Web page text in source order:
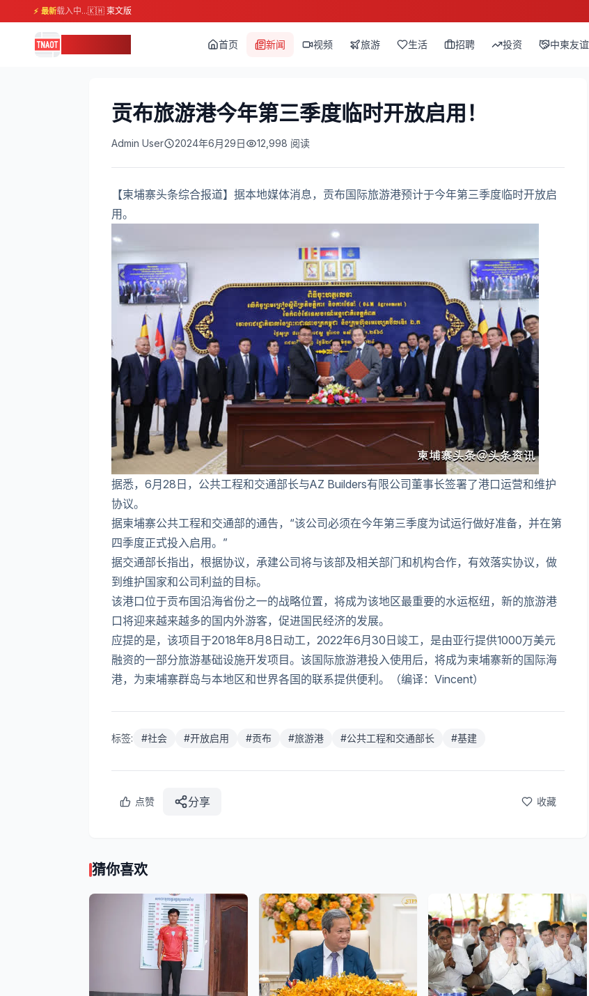
⚡ 最新载入中...🇰🇭 柬文版
首页 新闻 视频 旅游 生活 招聘 投资 中柬友谊
贡布旅游港今年第三季度临时开放启用！
Admin User 2024年6月29日 12,998 阅读
【柬埔寨头条综合报道】据本地媒体消息，贡布国际旅游港预计于今年第三季度临时开放启
用。
据悉，6月28日，公共工程和交通部长与AZ Builders有限公司董事长签署了港口运营和维护
协议。
据柬埔寨公共工程和交通部的通告，“该公司必须在今年第三季度为试运行做好准备，并在第
四季度正式投入启用。”
据交通部长指出，根据协议，承建公司将与该部及相关部门和机构合作，有效落实协议，做
到维护国家和公司利益的目标。
该港口位于贡布国沿海省份之一的战略位置，将成为该地区最重要的水运枢纽，新的旅游港
口将迎来越来越多的国内外游客，促进国民经济的发展。
应提的是，该项目于2018年8月8日动工，2022年6月30日竣工，是由亚行提供1000万美元
融资的一部分旅游基础设施开发项目。该国际旅游港投入使用后，将成为柬埔寨新的国际海
港，为柬埔寨群岛与本地区和世界各国的联系提供便利。（编译：Vincent）
标签: #社会 #开放启用 #贡布 #旅游港 #公共工程和交通部长 #基建
点赞 分享 收藏
猜你喜欢